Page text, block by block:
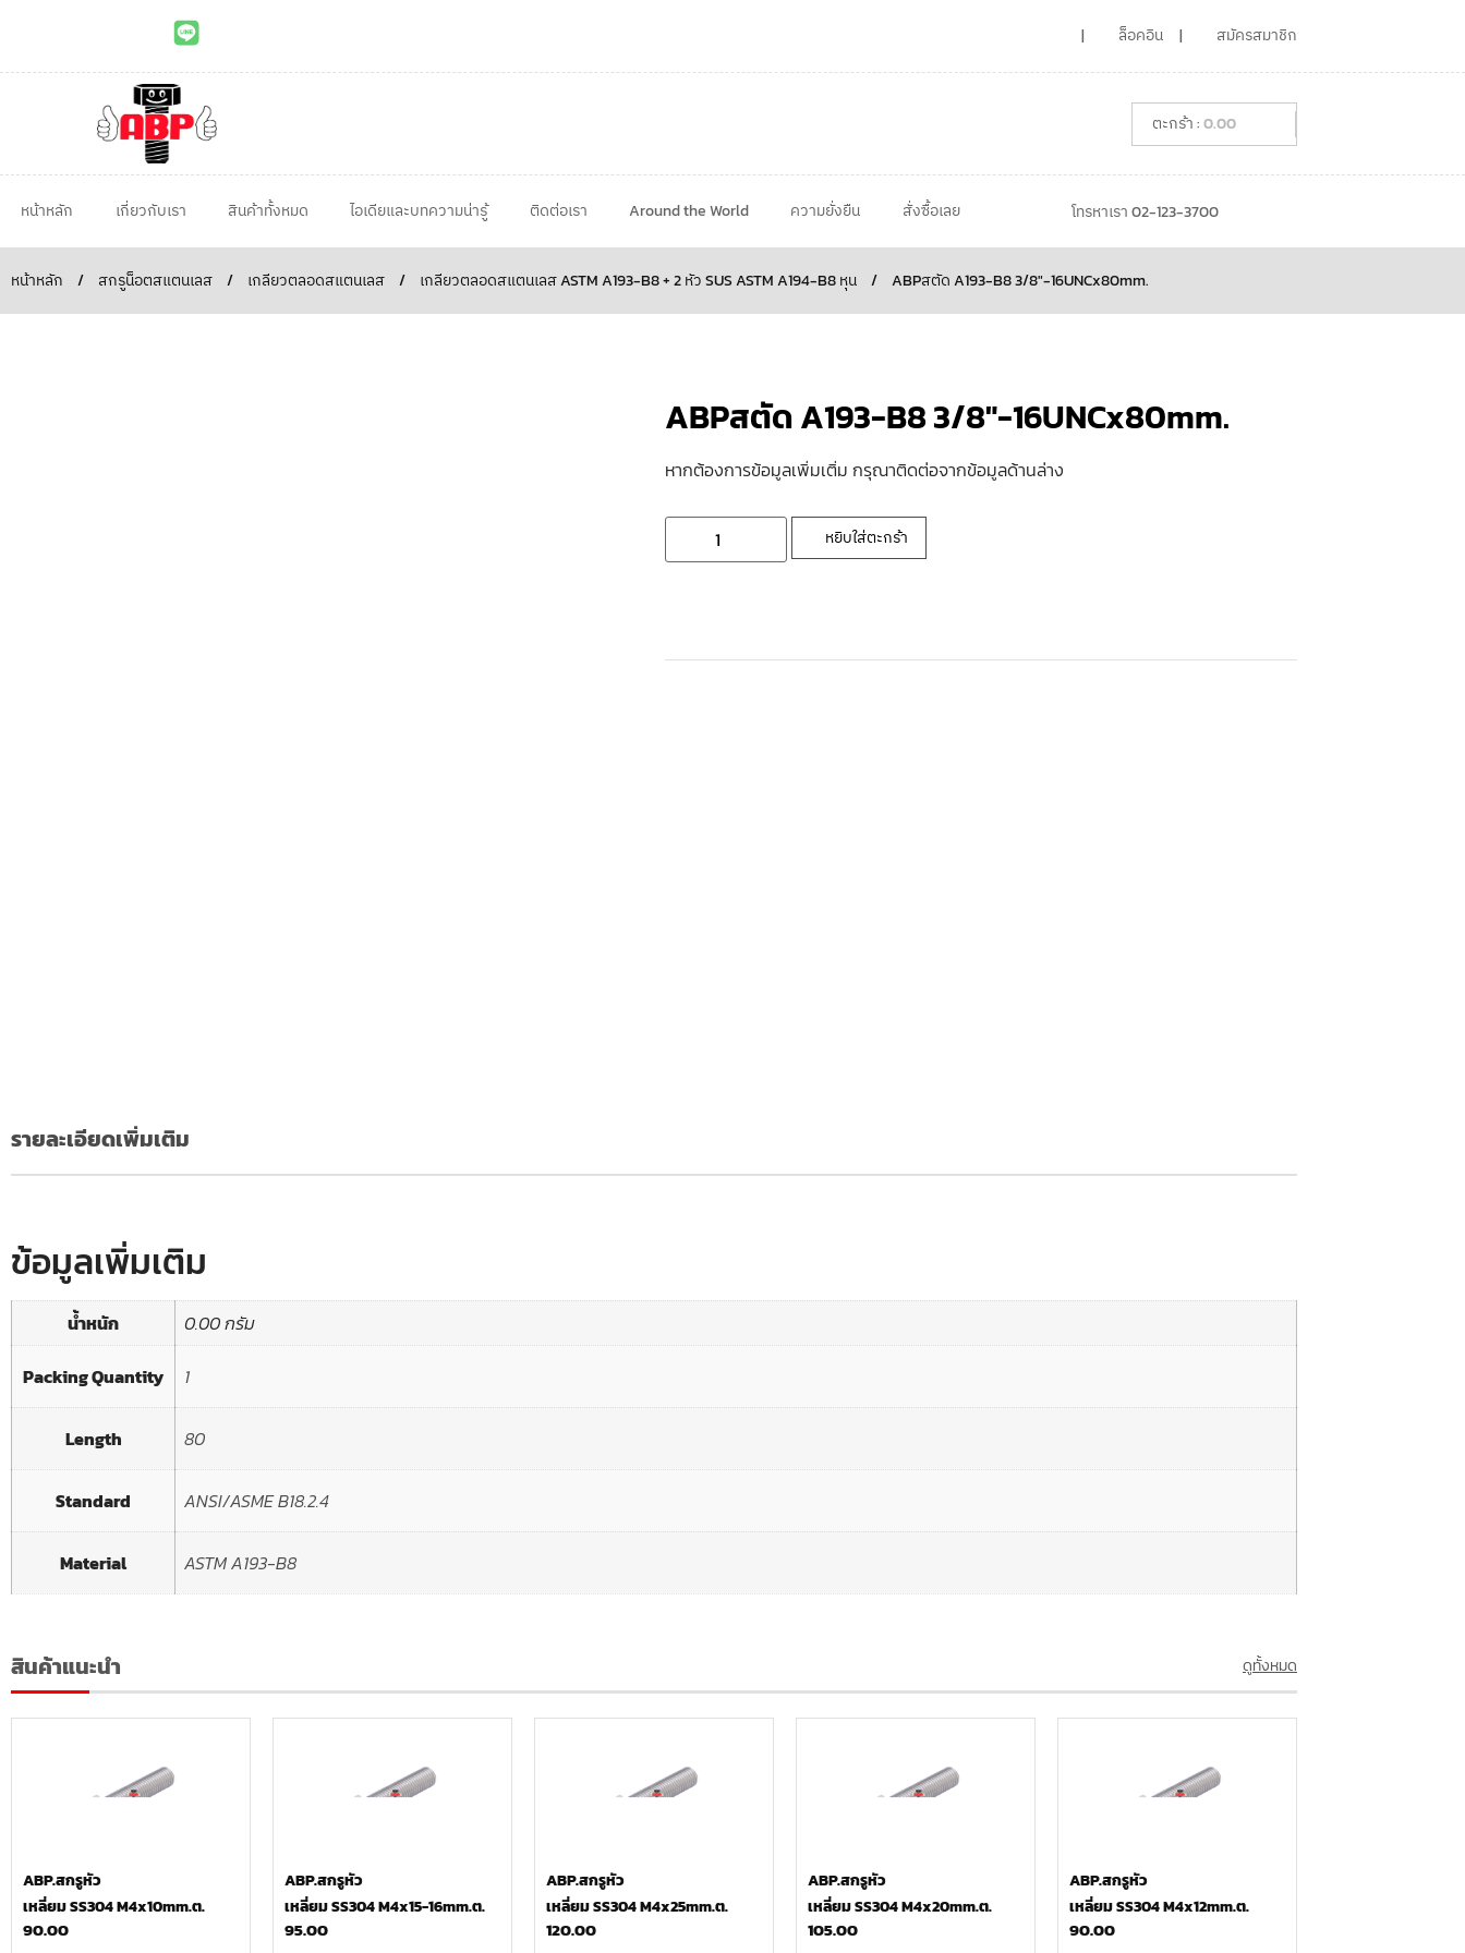
ล็อคอิน สมัครสมาชิก
0.00
หน้าหลัก เกี่ยวกับเรา สินค้าทั้งหมด ไอเดียและบทความน่ารู้ ติดต่อเรา Around the World ความยั่งยืน สั่งซื้อเลย โทรหาเรา 02-123-3700
หน้าหลัก / สกรูน็อตสแตนเลส / เกลียวตลอดสแตนเลส / เกลียวตลอดสแตนเลส ASTM A193-B8 + 2 หัว SUS ASTM A194-B8 หุน / ABPสตัด A193-B8 3/8″-16UNCx80mm.
ABPสตัด A193-B8 3/8″-16UNCx80mm.
หากต้องการข้อมูลเพิ่มเติ่ม กรุณาติดต่อจากข้อมูลด้านล่าง
หยิบใส่ตะกร้า
รายละเอียดเพิ่มเติม
ข้อมูลเพิ่มเติม
น้ำหนัก 0.00 กรัม
Packing Quantity 1
Length 80
Standard ANSI/ASME B18.2.4
Material ASTM A193-B8
สินค้าแนะนำ ดูทั้งหมด
ABP.สกรูหัว
เหลี่ยม SS304 M4x10mm.ต.
90.00
ABP.สกรูหัว
เหลี่ยม SS304 M4x15-16mm.ต.
95.00
ABP.สกรูหัว
เหลี่ยม SS304 M4x25mm.ต.
120.00
ABP.สกรูหัว
เหลี่ยม SS304 M4x20mm.ต.
105.00
ABP.สกรูหัว
เหลี่ยม SS304 M4x12mm.ต.
90.00